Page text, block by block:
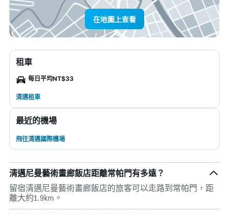
在地圖上查看
租車
每日平均NT$33
清邁租車
最近的機場
飛往清邁國際機場
清邁尼曼藝術畫廊飯店距離常帕門有多遠？
留宿清邁尼曼藝術畫廊飯店的旅客可以走路到常帕門，距
離大約1.9km。